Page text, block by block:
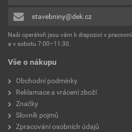
Vše o nákupu
Obchodní podmínky
Reklamace a vrácení zboží
Značky
Slovník pojmů
Zpracování osobních údajů
stavebniny@dek.cz
Naši operátoři jsou vám k dispozici v
a v sobotu 7:00–11:30.